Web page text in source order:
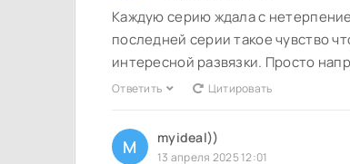
Каждую серию ждала с
последней серии такое чувство
интересной развязки. Просто
Ответить Цитировать
M myideal))
13 апреля 2025 12:01